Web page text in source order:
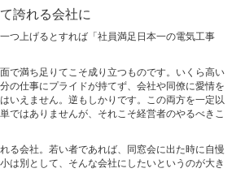
誇れる会社に
つ上げるとすれば「社員満足日本一の電気工事
で満ち足りてこそ成り立つものです。いくら高い
の仕事にプライドが持てず、会社や同僚に愛情を
いえません。逆もしかりです。この両方を一定以
ではありませんが、それこそ経営者のやるべきこ
る会社。若い者であれば、同窓会に出た時に自慢
は別として、そんな会社にしたいというのが大き